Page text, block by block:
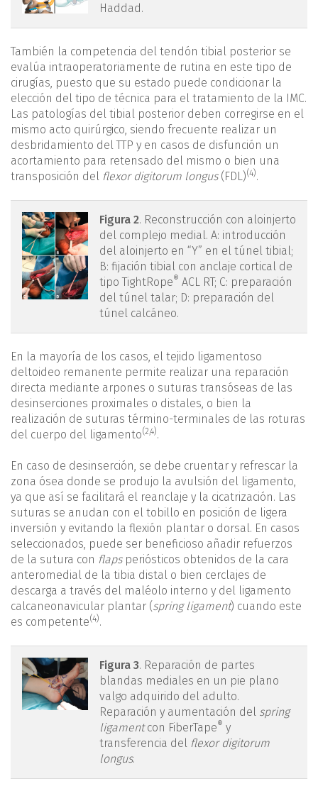
Haddad.
También la competencia del tendón tibial posterior se
evalúa intraoperatoriamente de rutina en este tipo de
cirugías, puesto que su estado puede condicionar la
elección del tipo de técnica para el tratamiento de la IMC.
Las patologías del tibial posterior deben corregirse en el
mismo acto quirúrgico, siendo frecuente realizar un
desbridamiento del TTP y en casos de disfunción un
acortamiento para retensado del mismo o bien una
transposición del flexor digitorum longus(FDL)(4).
figura2.png
Figura 2. Reconstrucción con aloinjerto
del complejo medial. A: introducción
del aloinjerto en “Y” en el túnel tibial;
B: fijación tibial con anclaje cortical de
tipo TightRope® ACL RT; C: preparación
del túnel talar; D: preparación del
túnel calcáneo.
En la mayoría de los casos, el tejido ligamentoso
deltoideo remanente permite realizar una reparación
directa mediante arpones o suturas transóseas de las
desinserciones proximales o distales, o bien la
realización de suturas término-terminales de las roturas
del cuerpo del ligamento(24).
En caso de desinserción, se debe cruentar y refrescar la
zona ósea donde se produjo la avulsión del ligamento,
ya que así se facilitará el reanclaje y la cicatrización. Las
suturas se anudan con el tobillo en posición de ligera
inversión y evitando la flexión plantar o dorsal. En casos
seleccionados, puede ser beneficioso añadir refuerzos
de la sutura con flapsperiósticos obtenidos de la cara
anteromedial de la tibia distal o bien cerclajes de
descarga a través del maléolo interno y del ligamento
calcaneonavicular plantar (spring ligament) cuando este
es competente(4).
figura3.png
Figura 3. Reparación de partes
blandas mediales en un pie plano
valgo adquirido del adulto.
Reparación y aumentación del spring
ligamentcon FiberTape® y
transferencia del flexor digitorum
longus.